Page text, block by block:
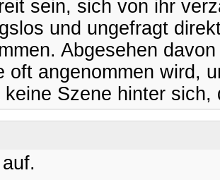
sein, sich von ihr
und ungefragt
Abgesehen
oft angenommen wird,
keine Szene hinter